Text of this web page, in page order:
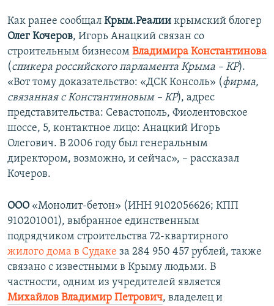
Как ранее сообщал Крым.Реалии крымский блогер
Олег Кочеров, Игорь Анацкий связан со
строительным бизнесом Владимира Константинова
(спикера российского парламента Крыма – КР).
«Вот тому доказательство: «ДСК Консоль» (фирма,
связанная с Константиновым – КР), адрес
представительства: Севастополь, Фиолентовское
шоссе, 5, контактное лицо: Анацкий Игорь
Олегович. В 2006 году был генеральным
директором, возможно, и сейчас», – рассказал
Кочеров.
ООО «Монолит-бетон» (ИНН 9102056626; КПП
910201001), выбранное единственным
подрядчиком строительства 72-квартирного
жилого дома в Судаке за 284 950 457 рублей, также
связано с известными в Крыму людьми. В
частности, одним из учредителей является
Михайлов Владимир Петрович, владелец и